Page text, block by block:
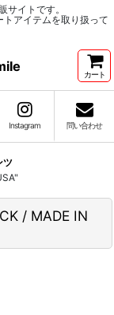
サイトです。
アイテムを取り扱って
カート
Instagram 問い合わせ
ツ
/ MADE IN